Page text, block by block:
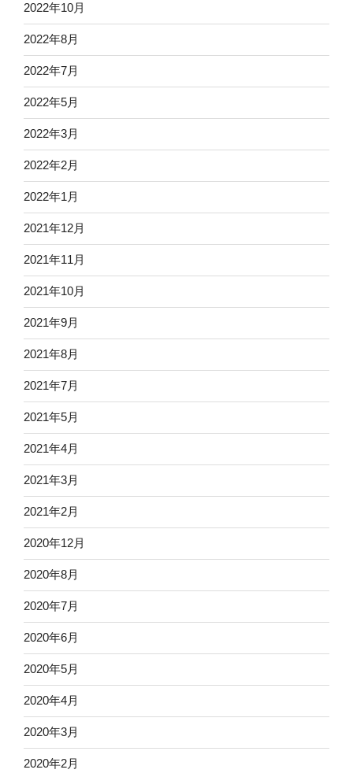
2022年10月
2022年8月
2022年7月
2022年5月
2022年3月
2022年2月
2022年1月
2021年12月
2021年11月
2021年10月
2021年9月
2021年8月
2021年7月
2021年5月
2021年4月
2021年3月
2021年2月
2020年12月
2020年8月
2020年7月
2020年6月
2020年5月
2020年4月
2020年3月
2020年2月